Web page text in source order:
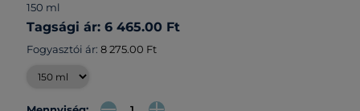
150 ml
Tagsági ár: 6 465.00 Ft
Fogyasztói ár: 8 275.00 Ft